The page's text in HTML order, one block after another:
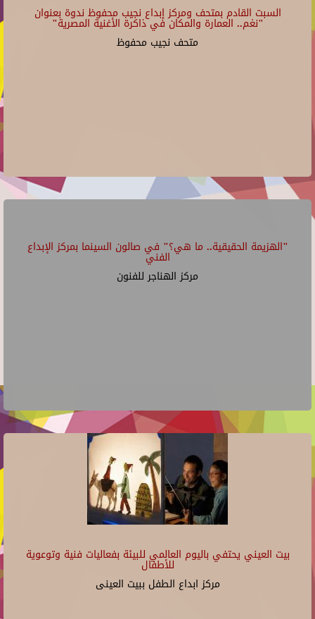
السبت القادم بمتحف ومركز إبداع نجيب محفوظ ندوة بعنوان
"نغم.. العمارة والمكان في ذاكرة الأغنية المصرية"
متحف نجيب محفوظ
"الهزيمة الحقيقية.. ما هي؟" في صالون السينما بمركز الإبداع
الفني
مركز الهناجر للفنون
بيت العيني يحتفي باليوم العالمي للبيئة بفعاليات فنية وتوعوية
للأطفال
مركز ابداع الطفل ببيت العينى